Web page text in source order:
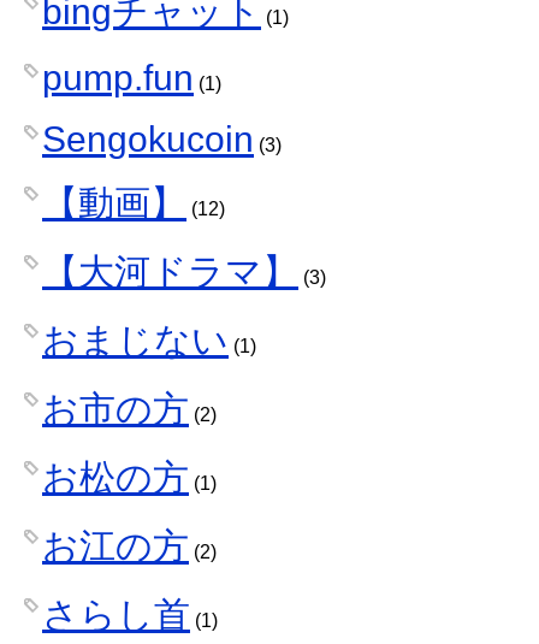
bingチャット (1)
pump.fun (1)
Sengokucoin (3)
【動画】 (12)
【大河ドラマ】 (3)
おまじない (1)
お市の方 (2)
お松の方 (1)
お江の方 (2)
さらし首 (1)